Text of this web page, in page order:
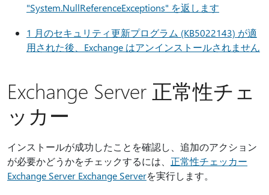
"System.NullReferenceExceptions" を返します
1 月のセキュリティ更新プログラム (KB5022143) が適
用された後、Exchange はアンインストールされません
Exchange Server 正常性チェ
ッカー
インストールが成功したことを確認し、追加のアクション
が必要かどうかをチェックするには、 正常性チェッカー
Exchange Server Exchange Serverを実行します。